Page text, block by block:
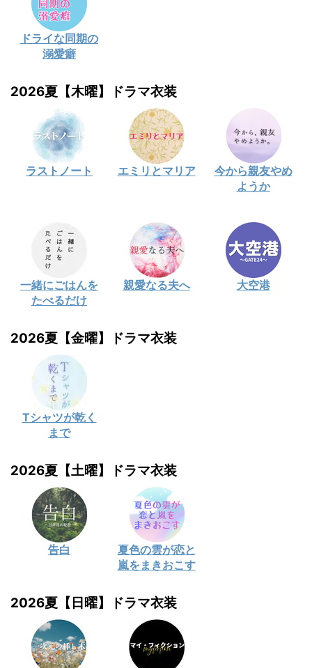
ドライな同期の
溺愛癖
2026夏【木曜】ドラマ衣装
ラストノート エミリとマリア
今から親友やめ
ようか
一緒にごはんを
たべるだけ
親愛なる夫へ 大空港
2026夏【金曜】ドラマ衣装
Tシャツが乾く
まで
2026夏【土曜】ドラマ衣装
告白
夏色の雲が恋と
嵐をまきおこす
2026夏【日曜】ドラマ衣装